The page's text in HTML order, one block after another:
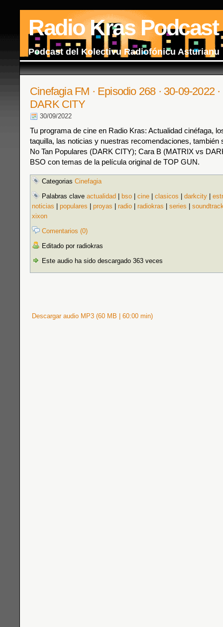
Radio Kras Podcast
Podcast del Kolectivu Radiofónicu Asturianu
Cinefagia FM · Episodio 268 · 30-09-2022
DARK CITY
30/09/2022
Tu programa de cine en Radio Kras: Actualidad cinéfaga,
taquilla, las noticias y nuestras recomendaciones, también
No Tan Populares (DARK CITY); Cara B (MATRIX vs
BSO con temas de la película original de TOP GUN.
Categorias Cinefagia
Palabras clave actualidad bso cine clasicos darkcity
noticias
populares proyas radio radiokras series
xixon
Comentarios (0)
Editado por radiokras
Este audio ha sido descargado 363 veces
Descargar audio MP3 (60 MB | 60:00 min)